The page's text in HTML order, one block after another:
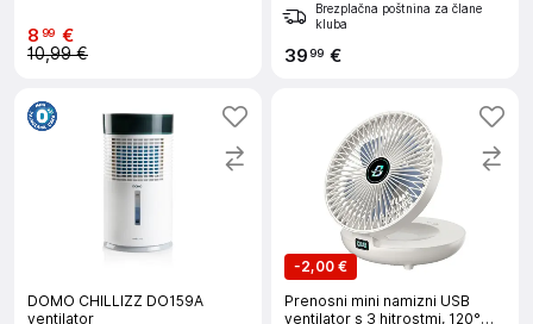
8 99 €
10,99 €
Brezplačna poštnina za člane
kluba
3999 €
DOMO CHILLIZZ DO159A
ventilator
-2,00 €
Prenosni mini namizni USB
ventilator s 3 hitrostmi, 120°